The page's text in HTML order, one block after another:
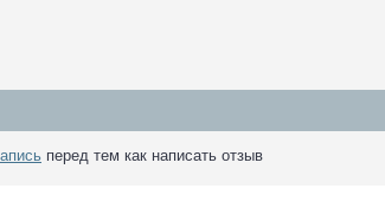
перед тем как написать отзыв